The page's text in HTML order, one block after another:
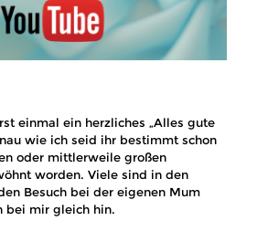
einmal ein herzliches „Alles gute
wie ich seid ihr bestimmt schon
oder mittlerweile großen
worden. Viele sind in den
Besuch bei der eigenen Mum
bei mir gleich hin.